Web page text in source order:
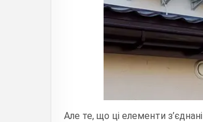
Але те, що ці елементи